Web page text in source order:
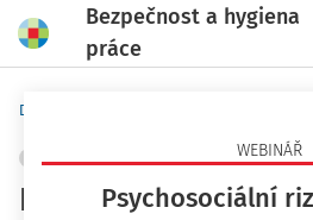
Bezpečnost a hygiena
práce
WEBINÁŘ
Psychosociální
Domů
OCHRANA ZDRAVÍ + PŘIDAT VLASTNÍ
Programy podpory